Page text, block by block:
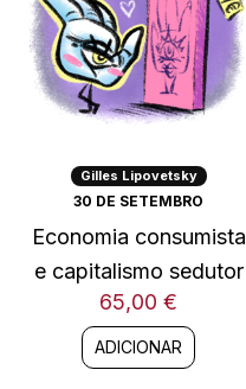
Gilles Lipovetsky
30 DE SETEMBRO
Economia consumista
e capitalismo sedutor
65,00 €
ADICIONAR